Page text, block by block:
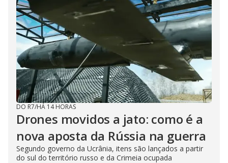
DO R7/HÁ 14 HORAS
Drones movidos a jato: como é a
nova aposta da Rússia na guerra
Segundo governo da Ucrânia, itens são lançados a partir
do sul do território russo e da Crimeia ocupada